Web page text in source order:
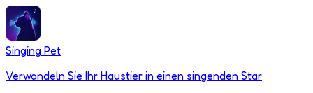
Singing Pet
Verwandeln Sie Ihr Haustier in einen singenden Star